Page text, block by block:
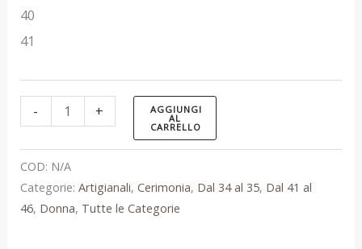
40
41
- + AGGIUNGI
AL
CARRELLO
COD: N/A
Categorie: Artigianali, Cerimonia, Dal 34 al 35, Dal 41 al
46, Donna, Tutte le Categorie